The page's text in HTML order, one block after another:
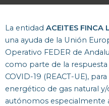
La entidad ACEITES FINCA
una ayuda de la Unión
Operativo FEDER de
como parte de la
COVID-19 (REACT-UE),
energético de gas natural
autónomos